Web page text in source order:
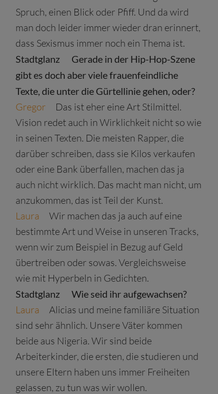
Spruch, einen Blick oder Pfiff. Und da wird
man doch leider immer wieder dran erinnert,
dass Sexismus immer noch ein Thema ist.
Stadtglanz
Gerade in der Hip-Hop-Szene
gibt es doch aber viele frauenfeindliche
Texte, die unter die Gürtellinie gehen, oder?
Gregor Das ist eher eine Art Stilmittel.
Vision redet auch in Wirklichkeit nicht so wie
in seinen Texten. Die meisten Rapper, die
darüber schreiben, dass sie Kilos verkaufen
oder eine Bank überfallen, machen das ja
auch nicht wirklich. Das macht man nicht, um
anzukommen, das ist Teil der Kunst.
Laura Wir machen das ja auch auf eine
bestimmte Art und Weise in unseren Tracks,
wenn wir zum Beispiel in Bezug auf Geld
übertreiben oder sowas. Vergleichsweise
wie mit Hyperbeln in Gedichten.
Stadtglanz Wie seid ihr aufgewachsen?
Laura Alicias und meine familiäre Situation
sind sehr ähnlich. Unsere Väter kommen
beide aus Nigeria. Wir sind beide
Arbeiterkinder, die ersten, die studieren und
unsere Eltern haben uns immer Freiheiten
gelassen, zu tun was wir wollen.